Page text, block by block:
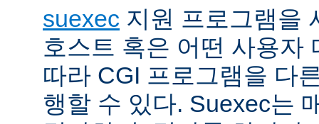
suexec 지원 프로그램을
호스트 혹은 어떤 사용자
따라 CGI 프로그램을 다
행할 수 있다. Suexec는